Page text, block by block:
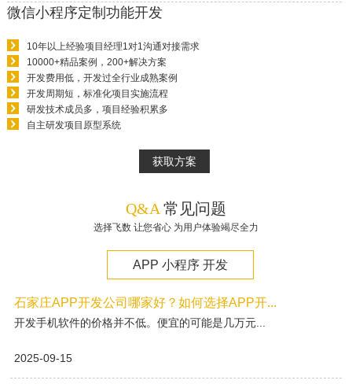
微信小程序定制功能开发
10年以上经验项目经理1对1沟通对接需求
10000+精品案例，200+解决方案
开发费用低，开发过全行业成熟案例
开发周期短，标准化项目实施流程
研发技术成员多，项目经验积累多
自主研发项目原型系统
获取方案
Q&A 常见问题
选择飞数 让您省心 为用户体验竭尽全力
APP 小程序 开发
石家庄APP开发公司哪家好？如何选择APP开...
开发手机软件的价格并不低。便宜的可能是几万元...
2025-09-15